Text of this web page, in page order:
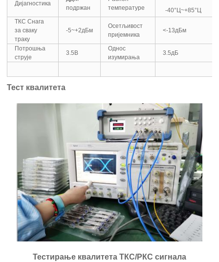
Дијагностика
подржан
температуре
-40°Ц~+85°Ц
ТКС Снага
за сваку
траку
-5~+2дБм
Осетљивост
пријемника
<-13дБм
Потрошња
струје
3.5В
Однос
изумирања
3.5дБ
Тест квалитета
Тестирање квалитета ТКС/РКС сигнала